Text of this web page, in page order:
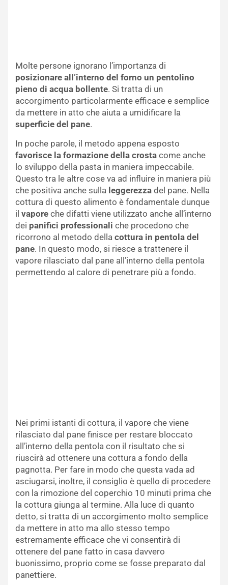
Molte persone ignorano l’importanza di
posizionare all’interno del forno un pentolino
pieno di acqua bollente. Si tratta di un
accorgimento particolarmente efficace e semplice
da mettere in atto che aiuta a umidificare la
superficie del pane.
In poche parole, il metodo appena esposto
favorisce la formazione della crosta come anche
lo sviluppo della pasta in maniera impeccabile.
Questo tra le altre cose va ad influire in maniera più
che positiva anche sulla leggerezza del pane. Nella
cottura di questo alimento è fondamentale dunque
il vapore che difatti viene utilizzato anche all’interno
dei panifici professionali che procedono che
ricorrono al metodo della cottura in pentola del
pane. In questo modo, si riesce a trattenere il
vapore rilasciato dal pane all’interno della pentola
permettendo al calore di penetrare più a fondo.
Nei primi istanti di cottura, il vapore che viene
rilasciato dal pane finisce per restare bloccato
all’interno della pentola con il risultato che si
riuscirà ad ottenere una cottura a fondo della
pagnotta. Per fare in modo che questa vada ad
asciugarsi, inoltre, il consiglio è quello di procedere
con la rimozione del coperchio 10 minuti prima che
la cottura giunga al termine. Alla luce di quanto
detto, si tratta di un accorgimento molto semplice
da mettere in atto ma allo stesso tempo
estremamente efficace che vi consentirà di
ottenere del pane fatto in casa davvero
buonissimo, proprio come se fosse preparato dal
panettiere.